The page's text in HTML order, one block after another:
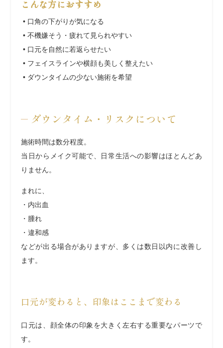
こんな方におすすめ
• 口角の下がりが気になる
• 不機嫌そう・疲れて見られやすい
• 口元を自然に若返らせたい
• フェイスラインや横顔も美しく整えたい
• ダウンタイムの少ない施術を希望
ダウンタイム・リスクについて
施術時間は数分程度。
当日からメイク可能で、日常生活への影響はほとんどあ
りません。
まれに、
・内出血
・腫れ
・違和感
などが出る場合がありますが、多くは数日以内に改善し
ます。
口元が変わると、印象はここまで変わる
口元は、顔全体の印象を大きく左右する重要なパーツで
す。